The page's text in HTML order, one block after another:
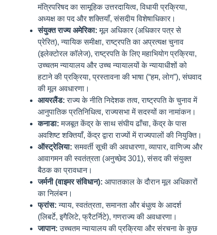
मंत्रिपरिषद का सामूहिक उत्तरदायित्व, विधायी प्रक्रिया,
अध्यक्ष का पद और शक्तियाँ, संसदीय विशेषाधिकार।
संयुक्त राज्य अमेरिका: मूल अधिकार (अधिकार पत्र से
प्रेरित), न्यायिक समीक्षा, राष्ट्रपति का अप्रत्यक्ष चुनाव
(इलेक्टोरल कॉलेज), राष्ट्रपति के लिए महाभियोग प्रक्रिया,
उच्चतम न्यायालय और उच्च न्यायालयों के न्यायाधीशों को
हटाने की प्रक्रिया, प्रस्तावना की भाषा (“हम, लोग”), संघवाद
की मूल अवधारणा।
आयरलैंड: राज्य के नीति निदेशक तत्व, राष्ट्रपति के चुनाव में
आनुपातिक प्रतिनिधित्व, राज्यसभा में सदस्यों का नामांकन।
कनाडा: मजबूत केंद्र के साथ संघीय ढाँचा, केंद्र के पास
अवशिष्ट शक्तियाँ, केंद्र द्वारा राज्यों में राज्यपालों की नियुक्ति।
ऑस्ट्रेलिया: समवर्ती सूची की अवधारणा, व्यापार, वाणिज्य और
आवागमन की स्वतंत्रता (अनुच्छेद 301), संसद की संयुक्त
बैठक का प्रावधान।
जर्मनी (वाइमर संविधान): आपातकाल के दौरान मूल अधिकारों
का निलंबन।
फ्रांस: न्याय, स्वतंत्रता, समानता और बंधुत्व के आदर्श
(लिबर्टे, इगैलिटे, फ्रैटर्निटे), गणराज्य की अवधारणा।
जापान: उच्चतम न्यायालय की प्रक्रिया और संरचना के कुछ